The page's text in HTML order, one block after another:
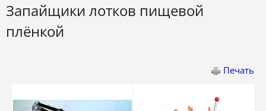
Запайщики лотков пищевой
плёнкой
Печать